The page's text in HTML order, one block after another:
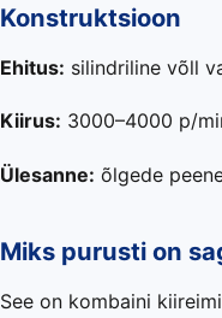
Konstruktsioon
Ehitus: silindriline võll
Kiirus: 3000–4000 p/
Ülesanne: õlgede
Miks purusti on
See on kombaini